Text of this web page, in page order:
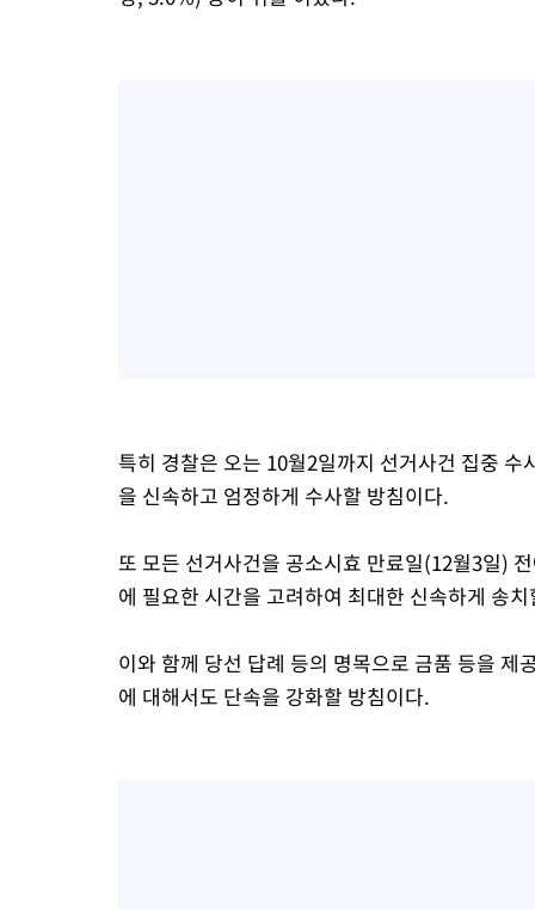
특히 경찰은 오는 10월2일까지 선거사건 집중
을 신속하고 엄정하게 수사할 방침이다.
또 모든 선거사건을 공소시효 만료일(12월3일)
에 필요한 시간을 고려하여 최대한 신속하게 송
이와 함께 당선 답례 등의 명목으로 금품 등을
에 대해서도 단속을 강화할 방침이다.